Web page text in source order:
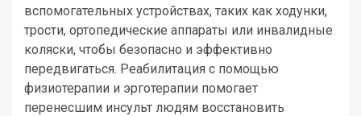
вспомогательных устройствах, таких как ходунки,
трости, ортопедические аппараты или инвалидные
коляски, чтобы безопасно и эффективно
передвигаться. Реабилитация с помощью
физиотерапии и эрготерапии помогает
перенесшим инсульт людям восстановить